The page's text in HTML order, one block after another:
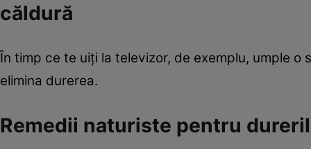
căldură
În timp ce te uiţi la televizor, de exemplu, umple
elimina durerea.
Remedii naturiste pentru